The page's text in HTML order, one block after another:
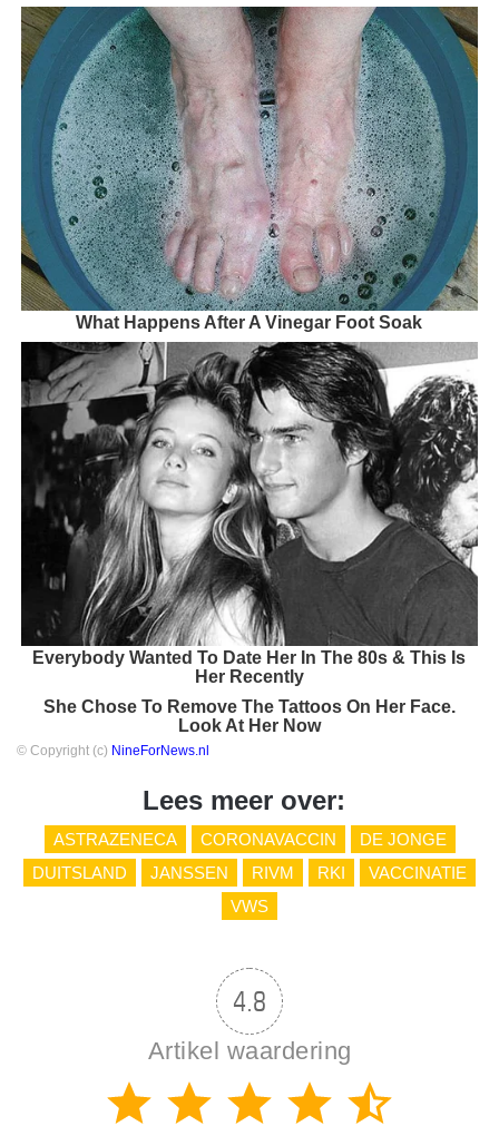
What Happens After A Vinegar Foot Soak
Everybody Wanted To Date Her In The 80s & This Is
Her Recently
She Chose To Remove The Tattoos On Her Face.
Look At Her Now
© Copyright (c) NineForNews.nl
Lees meer over:
ASTRAZENECA CORONAVACCIN
DE JONGE
DUITSLAND
JANSSEN RIVM RKI
VACCINATIE
VWS
4.8
Artikel waardering